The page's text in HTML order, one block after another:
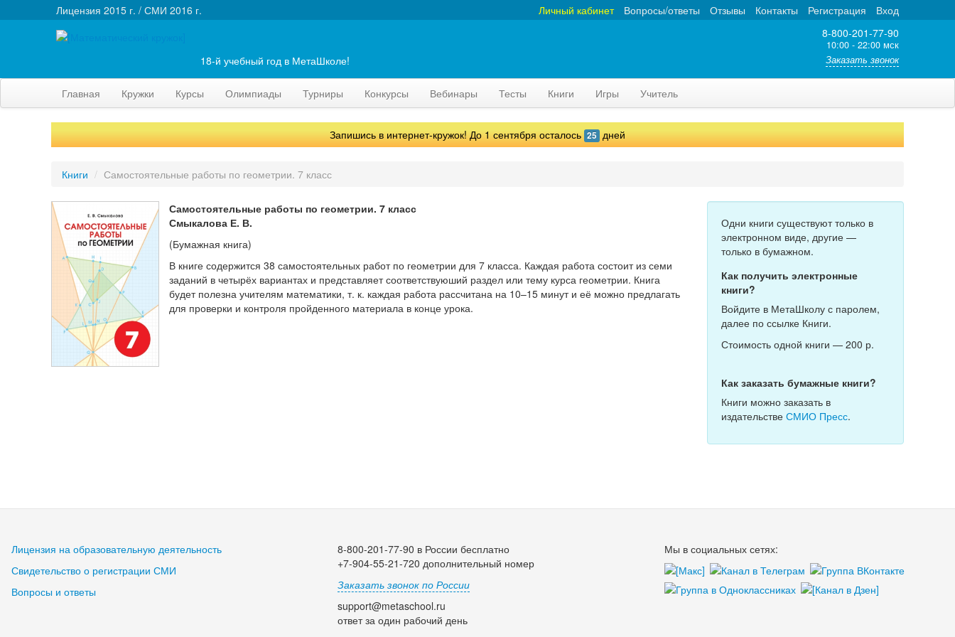
Лицензия 2015 г. / СМИ 2016 г. Вход
Регистрация
Контакты
Отзывы
Вопросы/ответы
Личный кабинет
8-800-201-77-90
10:00 - 22:00 мск
Заказать звонок
18-й учебный год в МетаШколе!
Главная Кружки Курсы Олимпиады Турниры Конкурсы Вебинары Тесты Книги Игры Учитель
Запишись в интернет-кружок! До 1 сентября осталось 25 дней
Книги / Самостоятельные работы по геометрии. 7 класс
Самостоятельные работы по геометрии. 7 класс
Смыкалова Е. В.
(Бумажная книга)
В книге содержится 38 самостоятельных работ по геометрии для 7 класса. Каждая работа состоит из семи
заданий в четырёх вариантах и представляет соответствуюший раздел или тему курса геометрии. Книга
будет полезна учителям математики, т. к. каждая работа рассчитана на 10–15 минут и её можно предлагать
для проверки и контроля пройденного материала в конце урока.
Одни книги существуют только в
электронном виде, другие —
только в бумажном.
Как получить электронные
книги?
Войдите в МетаШколу с паролем,
далее по ссылке Книги.
Стоимость одной книги — 200 р.
Как заказать бумажные книги?
Книги можно заказать в
издательствеСМИО Пресс.
Лицензия на образовательную деятельность
Свидетельство о регистрации СМИ
Вопросы и ответы
8-800-201-77-90 в России бесплатно
+7-904-55-21-720 дополнительный номер
Заказать звонок по России
support@metaschool.ru
ответ за один рабочий день
Мы в социальных сетях: